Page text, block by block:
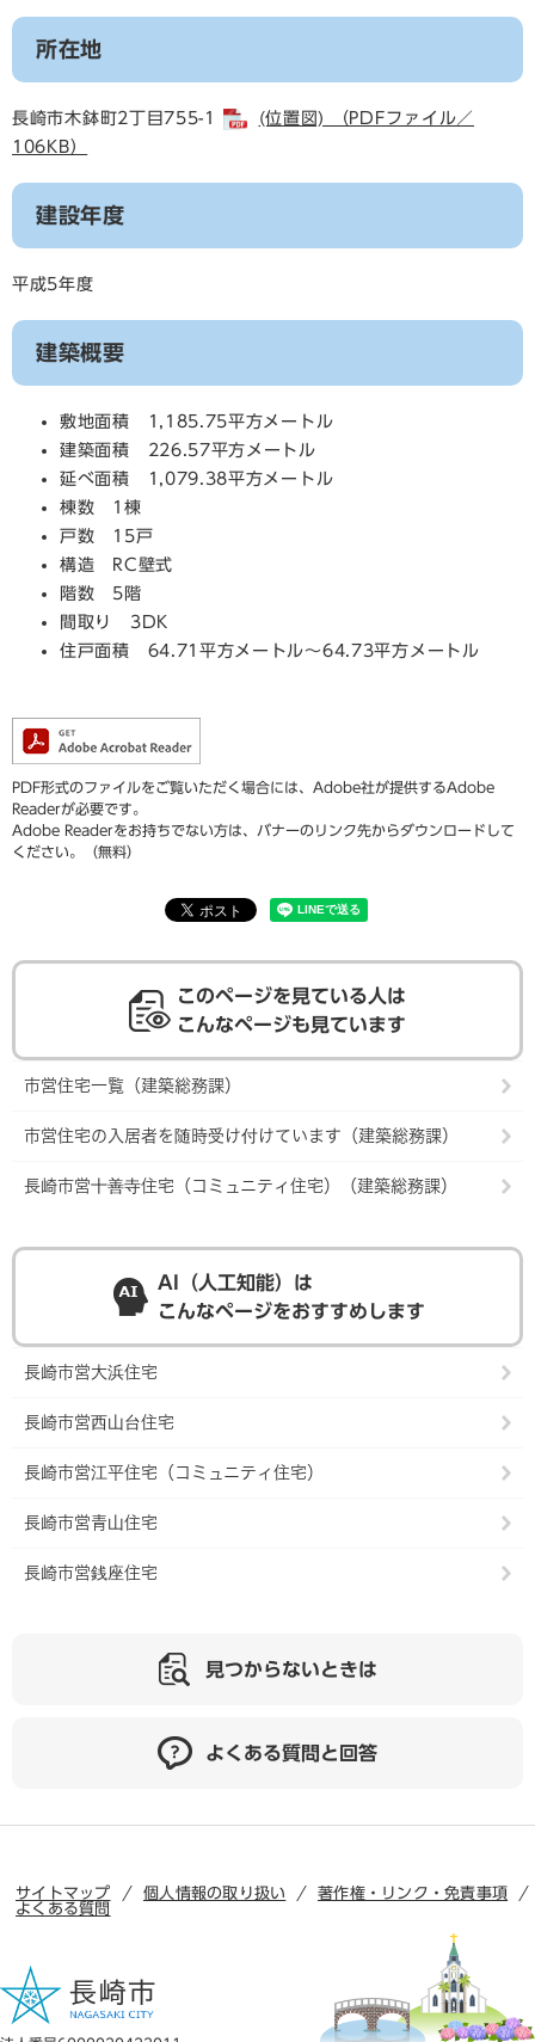
所在地
長崎市木鉢町2丁目755-1
(位置図) （PDFファイル／
106KB）
建設年度
平成5年度
建築概要
敷地面積 1,185.75平方メートル
建築面積 226.57平方メートル
延べ面積 1,079.38平方メートル
棟数 1棟
戸数 15戸
構造 RC壁式
階数 5階
間取り 3DK
住戸面積 64.71平方メートル～64.73平方メートル
PDF形式のファイルをご覧いただく場合には、Adobe社が提供するAdobe
Readerが必要です。
Adobe Readerをお持ちでない方は、バナーのリンク先からダウンロードして
ください。（無料）
このページを見ている人は
こんなページも見ています
市営住宅一覧（建築総務課）
市営住宅の入居者を随時受け付けています（建築総務課）
長崎市営十善寺住宅（コミュニティ住宅）（建築総務課）
AI（人工知能）は
こんなページをおすすめします
長崎市営大浜住宅
長崎市営西山台住宅
長崎市営江平住宅（コミュニティ住宅）
長崎市営青山住宅
長崎市営銭座住宅
見つからないときは
よくある質問と回答
サイトマップ 個人情報の取り扱い
著作権・リンク・免責事項
よくある質問